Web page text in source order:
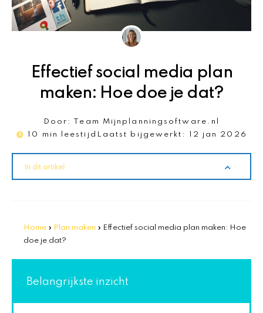
Effectief social media plan
maken: Hoe doe je dat?
Door:
Team Mijnplanningsoftware.nl
10 min leestijd Laatst bijgewerkt: 12 jan 2026
In dit artikel
Home » Plan maken » Effectief social media plan maken: Hoe
doe je dat?
Belangrijkste inzicht